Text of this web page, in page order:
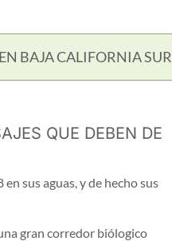
BAJA CALIFORNIA SUR
QUE DEBEN DE
sus aguas, y de hecho sus
gran corredor biólogico